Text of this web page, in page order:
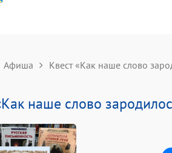
Афиша Квест «Как наше слово
наше слово